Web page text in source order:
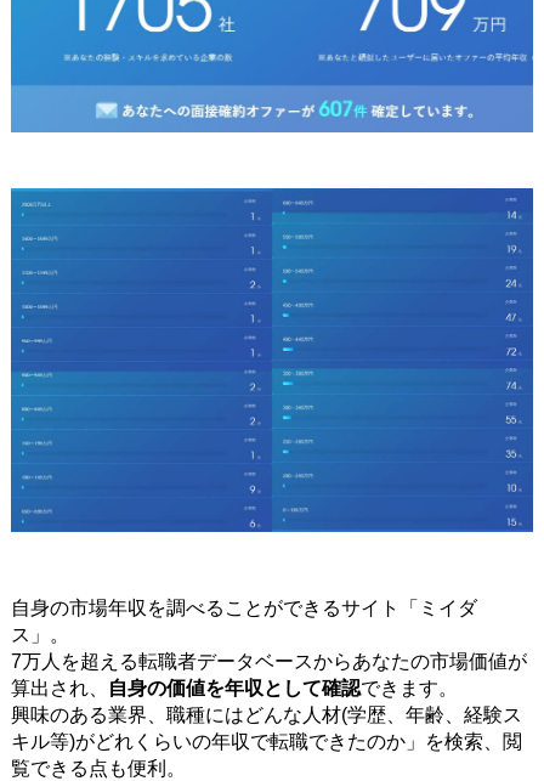
自身の市場年収を調べることができるサイト「ミイダ
ス」。
7万人を超える転職者データベースからあなたの市場価値が
算出され、
自身の価値を年収として確認できます。
興味のある業界、職種にはどんな人材(学歴、年齢、経験ス
キル等)がどれくらいの年収で転職できたのか」を検索、閲
覧できる点も便利。